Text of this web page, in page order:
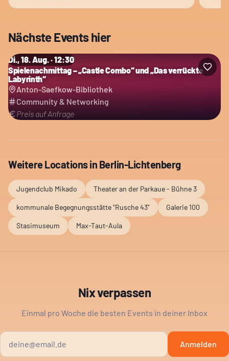
Nächste Events hier
Di., 18. Aug. · 12:30
Spielenachmittag – „Castle Combo“ und „Das verrückte
Labyrinth“
Anton-Saefkow-Bibliothek
Community & Networking
Preis auf Anfrage
Weitere Locations in Berlin-Lichtenberg
Jugendclub Mikado Theater an der Parkaue - Bühne 3
kommunale Begegnungsstätte "Rusche 43" Galerie 100
Stasimuseum Max-Taut-Aula
Nix verpassen
Einmal pro Woche die besten Events in deiner Inbox
Anmelden